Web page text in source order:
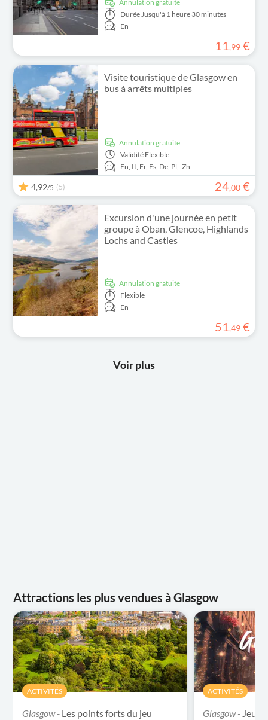
Annulation gratuite
Durée Jusqu'à 1 heure 30 minutes
En
11,99 €
Visite touristique de Glasgow en
bus à arrêts multiples
Annulation gratuite
Validité Flexible
En, It, Fr, Es, De, Pl, Zh
4,92/5 (5) 24,00 €
Excursion d'une journée en petit
groupe à Oban, Glencoe, Highlands
Lochs and Castles
Annulation gratuite
Flexible
En
51,49 €
Voir plus
Attractions les plus vendues à Glasgow
ACTIVITÉS
Glasgow - Les points forts du jeu
ACTIVITÉS
Glasgow - Jeu